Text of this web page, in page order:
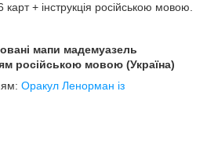
карт + інструкція російською мовою.
мапи мадемуазель
російською мовою (Україна)
Оракул Ленорман із